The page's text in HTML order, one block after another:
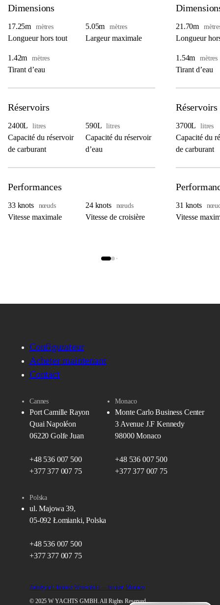
Dimensions
17.25m mètres
Longueur hors tout
5.05m mètres
Largeur maximale
1.42m mètres
Tirant d’eau
Réservoirs
2400L litres
Capacité du réservoir
de carburant
590L litres
Capacité du réservoir
d’eau
Performances
33 knots nœuds
Vitesse maximale
24 knots nœuds
Vitesse de croisière
21.70m
Longueur
1.54m mètres
Tirant d’eau
Réservoirs
3700L litres
Capacité du
de carburant
31 knots
Vitesse
Configurateur
Acheter maintenant
Contact
Cannes
Port Camille Rayon
Quai Napoléon
06220 Golfe Juan
+48 536 007 500
+377 377 007 75
Monaco
Monte Carlo Business Center
3 Avenue J.F Kennedy
98000 Monaco
+48 536 007 500
+377 377 007 75
Polska
ul. Majowa 39,
05-092 Łomianki, Polska
+48 536 007 500
+377 377 007 75
Założyciel: Tomasz Wrzesiński — broker, Monaco
© 2025 W YACHTS GMBH. All Rights Reserved.